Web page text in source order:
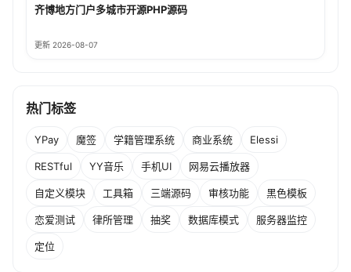
齐博地方门户多城市开源PHP源码
更新 2026-08-07
热门标签
YPay 魔签 学籍管理系统 商业系统 Elessi
RESTful YY音乐 手机UI 网易云播放器
自定义模块 工具箱 三端源码 审核功能 黑色模板
恋爱测试 律所管理 抽奖 数据库模式 服务器监控
定位